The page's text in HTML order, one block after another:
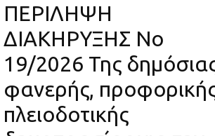
ΠΕΡΙΛΗΨΗ
ΔΙΑΚΗΡΥΞΗΣ Νο
19/2026 Της
φανερής,
πλειοδοτικής